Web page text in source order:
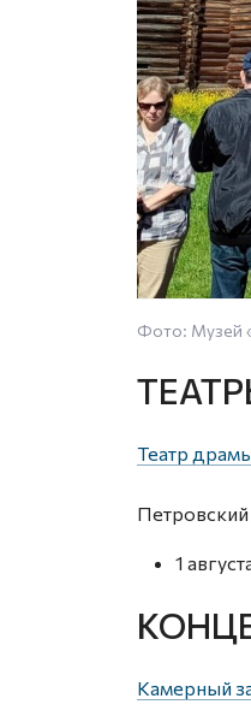
Фото: Музей
Театр
Петровский
1
Камерный